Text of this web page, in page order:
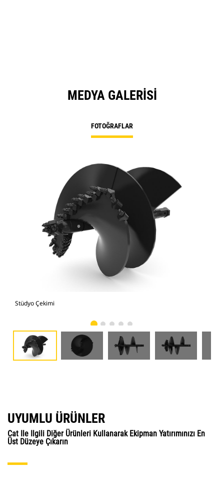
MEDYA GALERISI
FOTOĞRAFLAR
Stüdyo Çekimi
UYUMLU ÜRÜNLER
Cat Ile Ilgili Diğer Ürünleri Kullanarak Ekipman Yatırımınızı En
Üst Düzeye Çıkarın